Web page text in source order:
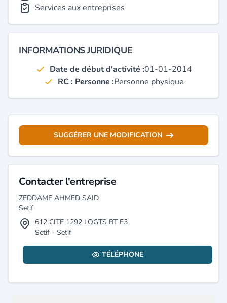
Services aux entreprises
INFORMATIONS JURIDIQUE
Date de début d'activité :01-01-2014
RC : Personne :Personne physique
SUGGÉRER UNE MODIFICATION
Contacter l'entreprise
ZEDDAME AHMED SAID
Setif
612 CITE 1292 LOGTS BT E3
Setif - Setif
TÉLÉPHONE